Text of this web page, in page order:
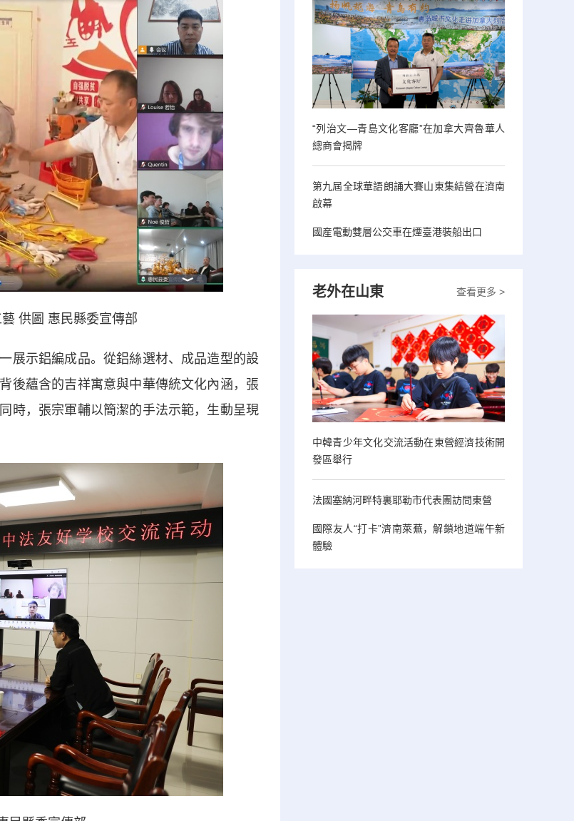
供圖 惠民縣委宣傳部
示鋁編成品。從鋁絲選材、成品造型的設
後蘊含的吉祥寓意與中華傳統文化內涵，張
時，張宗軍輔以簡潔的手法示範，生動呈現
“列治文—青島文化客廳”在加拿大齊魯華人
總商會揭牌
第九屆全球華語朗誦大賽山東集結營在濟南
啟幕
國産電動雙層公交車在煙臺港裝船出口
查看更多 >
老外在山東
中韓青少年文化交流活動在東營經濟技術開
發區舉行
法國塞納河畔特裏耶勒市代表團訪問東營
國際友人“打卡”濟南萊蕪，解鎖地道端午新
體驗